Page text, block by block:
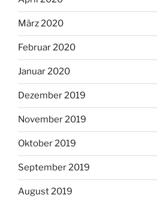
März 2020
Februar 2020
Januar 2020
Dezember 2019
November 2019
Oktober 2019
September 2019
August 2019